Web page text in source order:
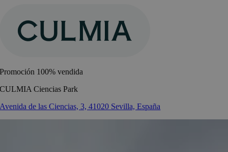
contenido
Promoción 100% vendida
CULMIA Ciencias Park
Avenida de las Ciencias, 3, 41020 Sevilla, España